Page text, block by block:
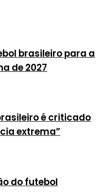
brasileiro para a
de 2027
é criticado
extrema”
do futebol